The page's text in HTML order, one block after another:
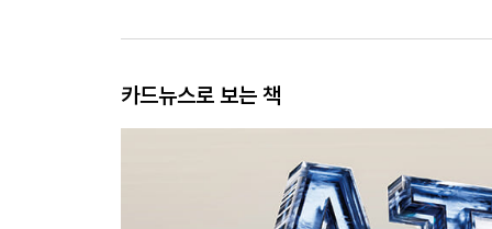
카드뉴스로 보는 책